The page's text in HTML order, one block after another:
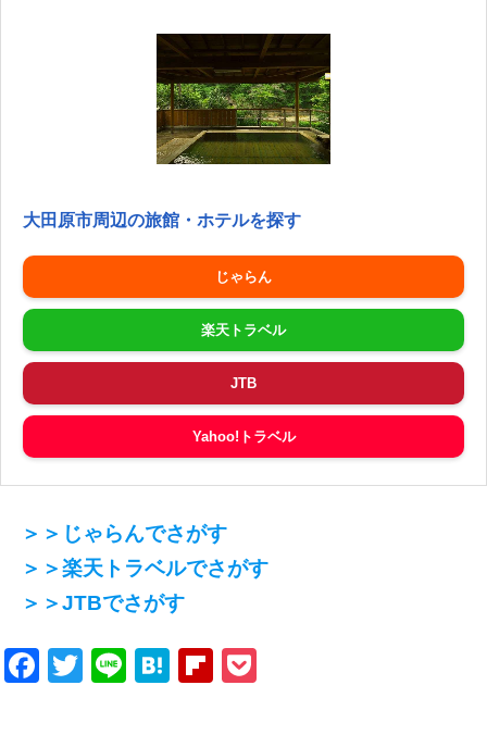
大田原市周辺の旅館・ホテルを探す
じゃらん
楽天トラベル
JTB
Yahoo!トラベル
＞＞じゃらんでさがす
＞＞楽天トラベルでさがす
＞＞JTBでさがす
Facebook
Twitter
LineHatenaFlipboard